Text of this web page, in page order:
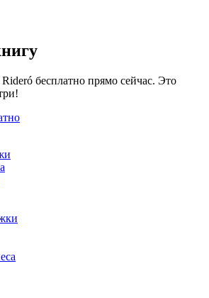
бесплатно прямо сейчас. Это